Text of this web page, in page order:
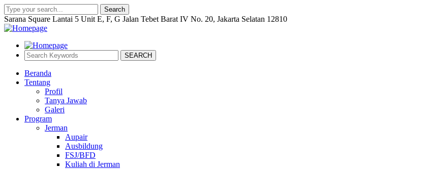
Search
Sarana Square Lantai 5 Unit E, F, G Jalan Tebet Barat IV No. 20, Jakarta Selatan 12810
SEARCH
Beranda
Tentang
Profil
Tanya Jawab
Galeri
Program
Jerman
Aupair
Ausbildung
FSJ/BFD
Kuliah di Jerman